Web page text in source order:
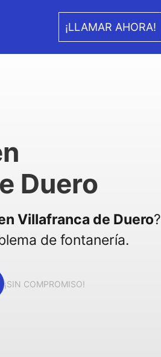
¡LLAMAR AHORA!
Duero
Villafranca de Duero?
de fontanería.
¡SIN COMPROMISO!